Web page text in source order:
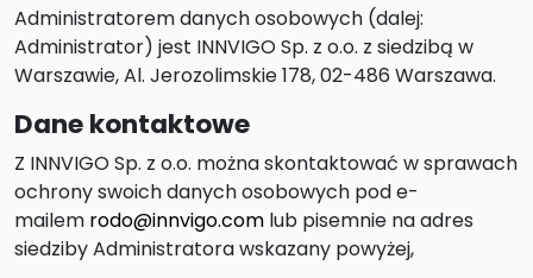
Administratorem danych osobowych (dalej:
Administrator) jest INNVIGO Sp. z o.o. z siedzibą w
Warszawie, Al. Jerozolimskie 178, 02-486 Warszawa.
Dane kontaktowe
Z INNVIGO Sp. z o.o. można skontaktować w sprawach
ochrony swoich danych osobowych pod e-
mailem rodo@innvigo.com lub pisemnie na adres
siedziby Administratora wskazany powyżej,